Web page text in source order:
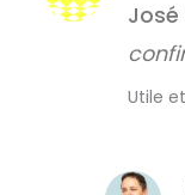
5
Utile